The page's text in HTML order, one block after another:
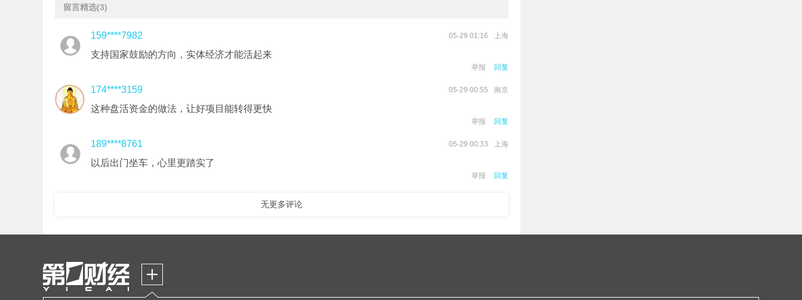
留言精选(3)
159****7982 05-29 01:16 上海
支持国家鼓励的方向，实体经济才能活起来
举报 回复
174****3159 05-29 00:55 南京
这种盘活资金的做法，让好项目能转得更快
举报 回复
189****8761 05-29 00:33 上海
以后出门坐车，心里更踏实了
举报 回复
无更多评论